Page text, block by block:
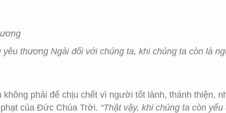
yêu thương Ngài đối với chúng ta, khi chúng ta còn là
không phải để chịu chết vì người tốt lành, thánh thiện,
của Đức Chúa Trời. “Thật vậy, khi chúng ta còn